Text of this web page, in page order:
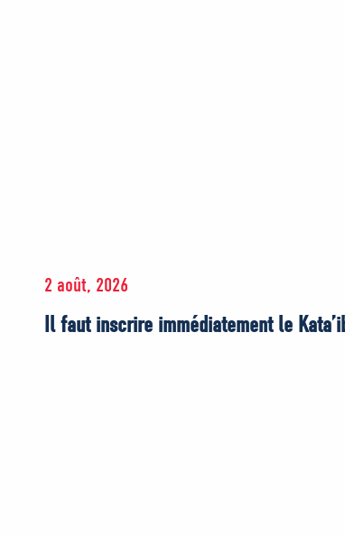
2 août, 2026
Il faut inscrire immédiatement le